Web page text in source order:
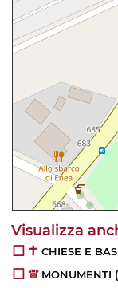
CHIESE E
MONUMENTI